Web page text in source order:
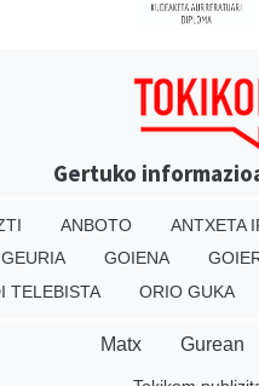
Gertuko
ANBOTO ANTXETA
GEURIA GOIENA
TELEBISTA ORIO GUKA
Matx Gurean